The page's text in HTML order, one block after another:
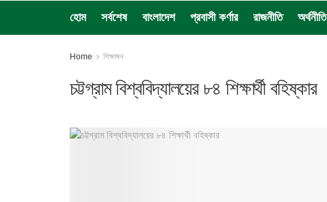
হোম সর্বশেষ বাংলাদেশ প্রবাসী কর্ণার রাজনীতি অর্থনীতি
Home শিক্ষাঙ্গন
চট্টগ্রাম বিশ্ববিদ্যালয়ের ৮৪ শিক্ষার্থী বহিষ্কার